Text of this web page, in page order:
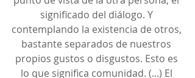
significado del diálogo. Y
contemplando la existencia de otros,
bastante separados de nuestros
propios gustos o disgustos. Esto es
lo que significa comunidad. (...) El